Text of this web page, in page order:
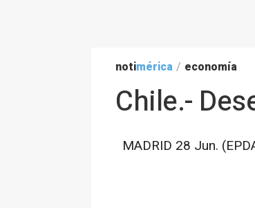
notimérica / economía
Chile.-
MADRID 28 Jun.